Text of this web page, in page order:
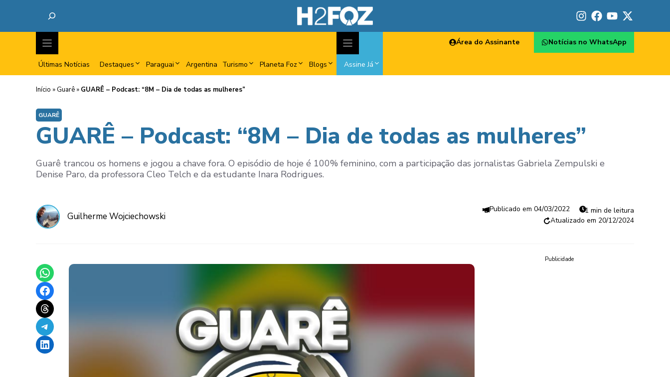
Últimas Notícias Destaques Paraguai Argentina Turismo Planeta Foz Blogs Assine Já
Área do Assinante Notícias no WhatsApp
Início » Guarê » GUARÊ – Podcast: “8M – Dia de todas as mulheres”
GUARÊ
GUARÊ – Podcast: “8M – Dia de todas as mulheres”
Guarê trancou os homens e jogou a chave fora. O episódio de hoje é 100% feminino, com a participação das jornalistas Gabriela Zempulski e
Denise Paro, da professora Cleo Telch e da estudante Inara Rodrigues.
Guilherme Wojciechowski
04/03/2022
1 min de leitura
20/12/2024
Share on WhatsApp
Share on Facebook
Share on Threads
Share on Telegram
Share on LinkedIn
Publicidade